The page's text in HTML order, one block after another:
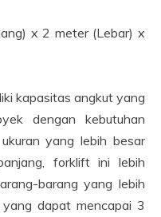
x 2 meter (Lebar) x
kapasitas angkut yang
dengan kebutuhan
yang lebih besar
forklift ini lebih
barang yang lebih
dapat mencapai 3